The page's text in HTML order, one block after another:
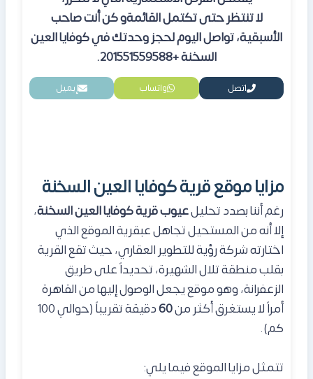
لا تنتظر حتى تكتمل القائمةو كن أنت صاحب
الأسبقية، تواصل اليوم لحجز وحدتك في كوفايا العين
السخنة +201551559588.
اتصل واتساب إيميل
مزايا موقع قرية كوفايا العين السخنة
رغم أننا بصدد تحليلعيوب قرية كوفايا العين السخنة،
إلا أنه من المستحيل تجاهل عبقرية الموقع الذي
اختارته شركة رؤية للتطوير العقاري، حيث تقع القرية
بقلب منطقة تلال الشهيرة، تحديداً على طريق
الزعفرانة، وهو موقع يجعل الوصول إليها من القاهرة
أمراً لا يستغرق أكثر من60
دقيقة تقريباً (حوالي 100
كم).
تتمثل مزايا الموقع فيما يلي: